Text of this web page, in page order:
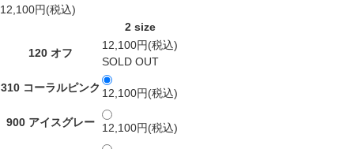
12,100円(税込)
2 size
120 オフ
12,100円(税込)
SOLD OUT
310 コーラルピンク 12,100円(税込)
900 アイスグレー 12,100円(税込)